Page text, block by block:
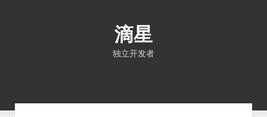
滴星
独立开发者
文章